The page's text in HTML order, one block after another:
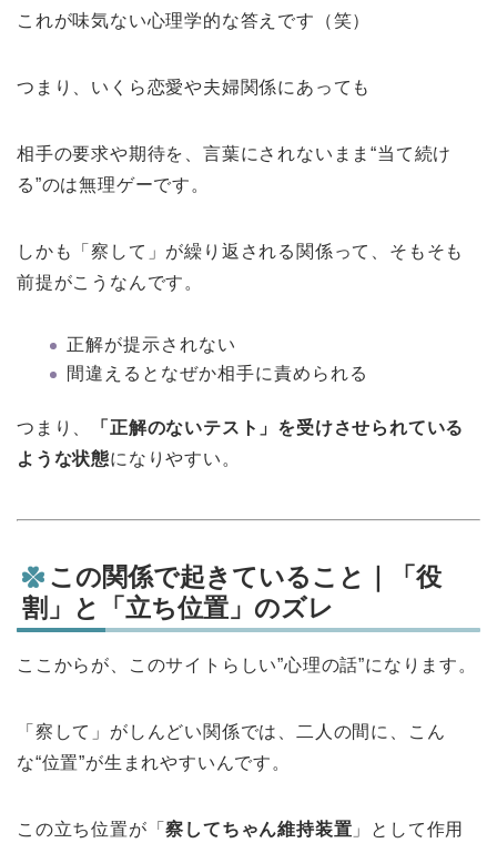
これが味気ない心理学的な答えです（笑）
つまり、いくら恋愛や夫婦関係にあっても
相手の要求や期待を、言葉にされないまま“当て続け
る”のは無理ゲーです。
しかも「察して」が繰り返される関係って、そもそも
前提がこうなんです。
正解が提示されない
間違えるとなぜか相手に責められる
つまり、
「正解のないテスト」を受けさせられている
ような状態になりやすい。
この関係で起きていること｜「役
割」と「立ち位置」のズレ
ここからが、このサイトらしい”心理の話”になります。
「察して」がしんどい関係では、二人の間に、こん
な“位置”が生まれやすいんです。
この立ち位置が「察してちゃん維持装置 」として作用